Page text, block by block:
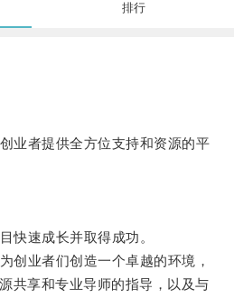
排行
者提供全方位支持和资源的平
速成长并取得成功。
业者们创造一个卓越的环境，
共享和专业导师的指导，以及与